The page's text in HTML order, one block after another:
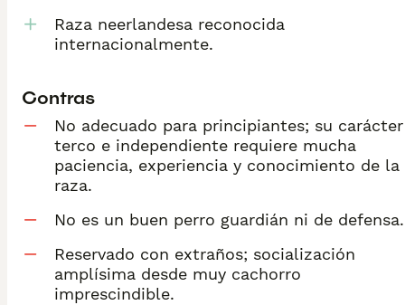
Raza neerlandesa reconocida
internacionalmente.
Contras
No adecuado para principiantes; su carácter
terco e independiente requiere mucha
paciencia, experiencia y conocimiento de la
raza.
No es un buen perro guardián ni de defensa.
Reservado con extraños; socialización
amplísima desde muy cachorro
imprescindible.